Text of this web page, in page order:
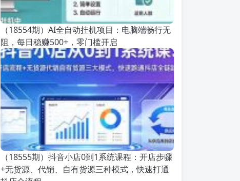
（18554期）AI全自动挂机项目：电脑端畅行无
阻，每日稳赚500+，零门槛开启
（18555期）抖音小店0到1系统课程：开店步骤
+无货源、代销、自有货源三种模式，快速打通